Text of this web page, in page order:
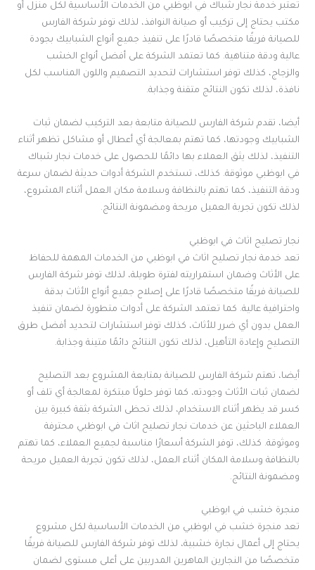
تعتبر خدمة نجار شباك في ابوظبي من الخدمات الأساسية لكل منزل أو
مكتب يحتاج إلى تركيب أو صيانة النوافذ، لذلك توفر شركة الفارس
للصيانة فريقًا متخصصًا قادرًا على تنفيذ جميع أنواع الشبابيك بجودة
عالية ودقة متناهية. كما تعتمد الشركة على أفضل أنواع الخشب
والزجاج، كذلك توفر استشارات لتحديد التصميم واللون المناسب لكل
نافذة، لذلك تكون النتائج متقنة وجذابة.
أيضا، تقدم شركة الفارس للصيانة متابعة بعد التركيب لضمان ثبات
الشبابيك وجودتها، كما تهتم بمعالجة أي أعطال أو مشاكل تظهر أثناء
التنفيذ، لذلك يثق العملاء بها دائمًا للحصول على خدمات نجار شباك
في ابوظبي موثوقة. كذلك، تستخدم الشركة أدوات حديثة لضمان سرعة
ودقة التنفيذ، كما تهتم بالنظافة وسلامة مكان العمل أثناء المشروع،
لذلك تكون تجربة العميل مريحة ومضمونة النتائج.
نجار تصليح اثاث في ابوظبي
تعد خدمة نجار تصليح اثاث في ابوظبي من الخدمات المهمة للحفاظ
على الأثاث وضمان استمراريته لفترة طويلة، لذلك توفر شركة الفارس
للصيانة فريقًا متخصصًا قادرًا على إصلاح جميع أنواع الأثاث بدقة
واحترافية عالية. كما تعتمد الشركة على أدوات متطورة لضمان تنفيذ
العمل بدون أي ضرر للأثاث، كذلك توفر استشارات لتحديد أفضل طرق
التصليح وإعادة التأهيل، لذلك تكون النتائج دائمًا متينة وجذابة.
أيضا، تهتم شركة الفارس للصيانة بمتابعة المشروع بعد التصليح
لضمان ثبات الأثاث وجودته، كما توفر حلولًا مبتكرة لمعالجة أي تلف أو
كسر قد يظهر أثناء الاستخدام، لذلك تحظى الشركة بثقة كبيرة بين
العملاء الباحثين عن خدمات نجار تصليح اثاث في ابوظبي محترفة
وموثوقة. كذلك، توفر الشركة أسعارًا مناسبة لجميع العملاء، كما تهتم
بالنظافة وسلامة المكان أثناء العمل، لذلك تكون تجربة العميل مريحة
ومضمونة النتائج.
منجرة خشب في ابوظبي
تعد منجرة خشب في ابوظبي من الخدمات الأساسية لكل مشروع
يحتاج إلى أعمال نجارة خشبية، لذلك توفر شركة الفارس للصيانة فريقًا
متخصصًا من النجارين الماهرين المدربين على أعلى مستوى لضمان